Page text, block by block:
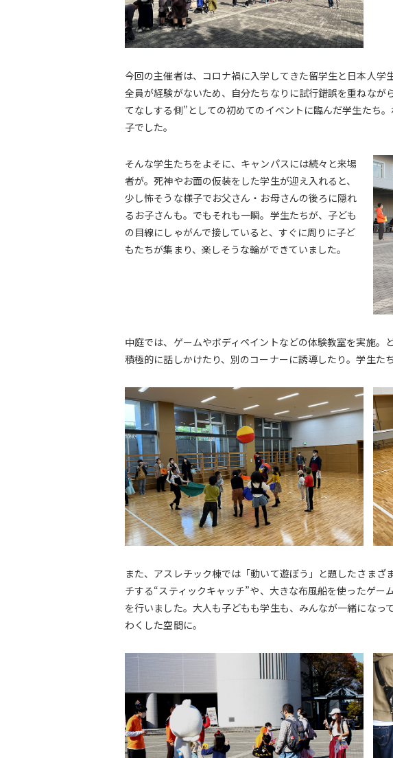
今回の主催者は、コロナ禍に入学してきた留学生と日本人
全員が経験がないため、自分たちなりに試行錯誤を重ねなが
てなしする側”としての初めてのイベントに臨んだ学生たち
子でした。
そんな学生たちをよそに、キャンパスには続々と来場
者が。死神やお面の仮装をした学生が迎え入れると、
少し怖そうな様子でお父さん・お母さんの後ろに隠れ
るお子さんも。でもそれも一瞬。学生たちが、子ども
の目線にしゃがんで接していると、すぐに周りに子ど
もたちが集まり、楽しそうな輪ができていました。
中庭では、ゲームやボディペイントなどの体験教室を実施
積極的に話しかけたり、別のコーナーに誘導したり。学生た
また、アスレチック棟では「動いて遊ぼう」と題したさま
チする“スティックキャッチ”や、大きな布風船を使ったゲー
を行いました。大人も子どもも学生も、みんなが一緒になっ
わくした空間に。